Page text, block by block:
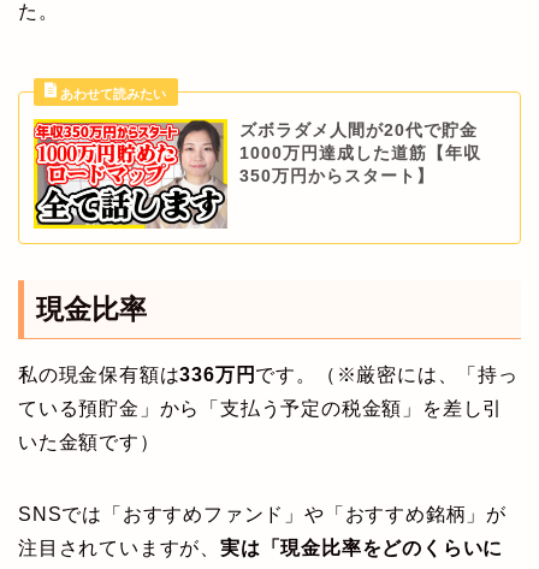
た。
ズボラダメ人間が20代で貯金
1000万円達成した道筋【年収
350万円からスタート】
現金比率
私の現金保有額は336万円 です。（※厳密には、「持っ
ている預貯金」から「支払う予定の税金額」を差し引
いた金額です）
SNSでは「おすすめファンド」や「おすすめ銘柄」が
注目されていますが、 実は「現金比率をどのくらいに